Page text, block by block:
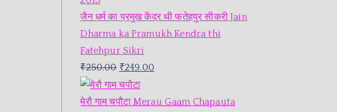
जैन धर्म का प्रमुख केंद्र थी फतेहपुर सीकरी Jain
Dharma ka Pramukh Kendra thi
Fatehpur Sikri
₹250.00 ₹249.00
मेरौ गाम चपौटा Merau Gaam Chapauta